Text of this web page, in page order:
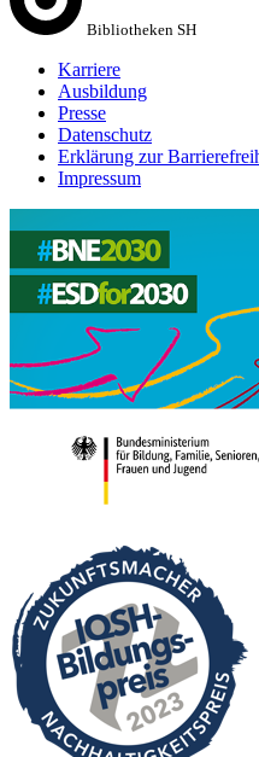
Bibliotheken SH
Karriere
Ausbildung
Presse
Datenschutz
Erklärung zur
Impressum